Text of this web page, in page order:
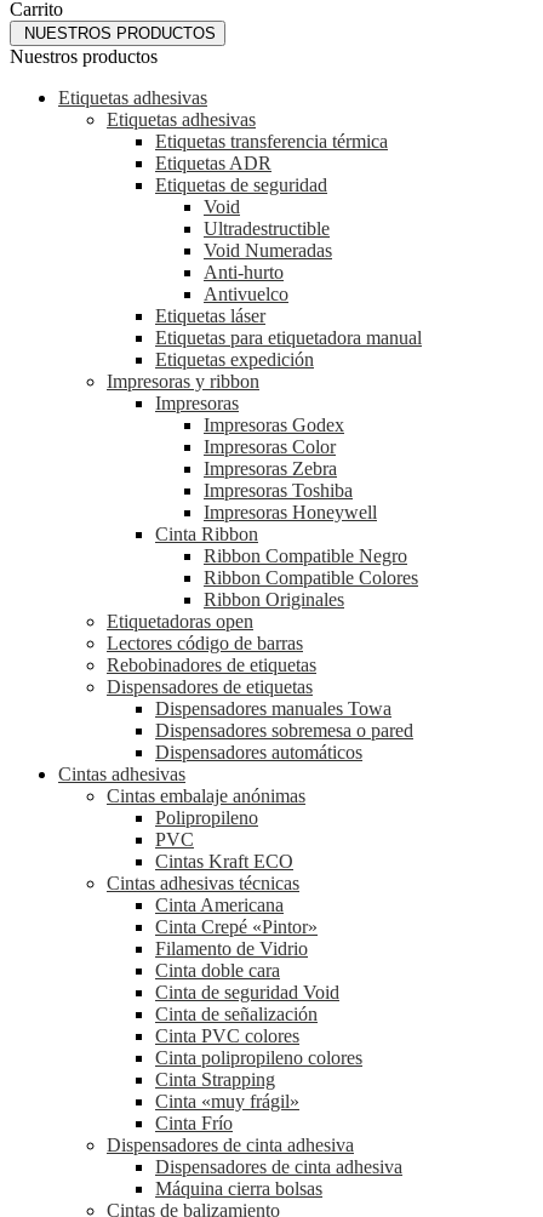
Carrito
NUESTROS PRODUCTOS
Nuestros productos
Etiquetas adhesivas
Etiquetas adhesivas
Etiquetas transferencia térmica
Etiquetas ADR
Etiquetas de seguridad
Void
Ultradestructible
Void Numeradas
Anti-hurto
Antivuelco
Etiquetas láser
Etiquetas para etiquetadora manual
Etiquetas expedición
Impresoras y ribbon
Impresoras
Impresoras Godex
Impresoras Color
Impresoras Zebra
Impresoras Toshiba
Impresoras Honeywell
Cinta Ribbon
Ribbon Compatible Negro
Ribbon Compatible Colores
Ribbon Originales
Etiquetadoras open
Lectores código de barras
Rebobinadores de etiquetas
Dispensadores de etiquetas
Dispensadores manuales Towa
Dispensadores sobremesa o pared
Dispensadores automáticos
Cintas adhesivas
Cintas embalaje anónimas
Polipropileno
PVC
Cintas Kraft ECO
Cintas adhesivas técnicas
Cinta Americana
Cinta Crepé «Pintor»
Filamento de Vidrio
Cinta doble cara
Cinta de seguridad Void
Cinta de señalización
Cinta PVC colores
Cinta polipropileno colores
Cinta Strapping
Cinta «muy frágil»
Cinta Frío
Dispensadores de cinta adhesiva
Dispensadores de cinta adhesiva
Máquina cierra bolsas
Cintas de balizamiento